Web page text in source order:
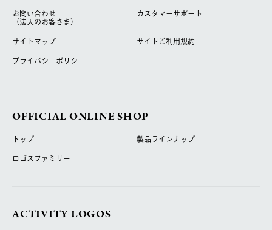
お問い合わせ
（法人のお客さま）
カスタマーサポート
サイトマップ
サイトご利用規約
プライバシーポリシー
OFFICIAL ONLINE SHOP
トップ
製品ラインナップ
ロゴスファミリー
ACTIVITY LOGOS